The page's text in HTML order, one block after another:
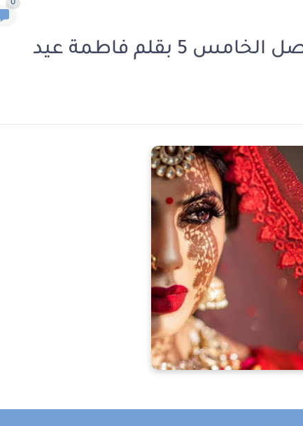
0
بقلم فاطمة عيد